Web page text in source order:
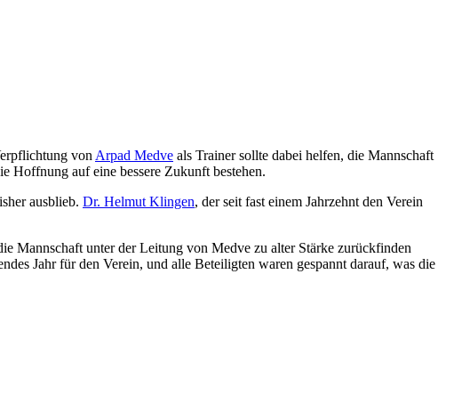
von Arpad Medve als Trainer sollte dabei helfen, die Mannschaft
Hoffnung auf eine bessere Zukunft bestehen.
ausblieb. Dr. Helmut Klingen, der seit fast einem Jahrzehnt den Verein
Mannschaft unter der Leitung von Medve zu alter Stärke zurückfinden
Jahr für den Verein, und alle Beteiligten waren gespannt darauf, was die